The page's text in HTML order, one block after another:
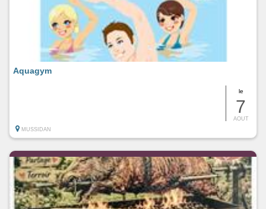
le
7
AOUT
Aquagym
MUSSIDAN